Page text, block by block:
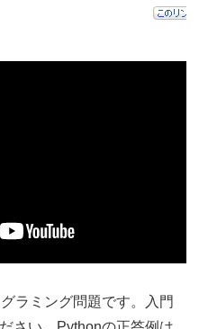
ラミング問題です。入門